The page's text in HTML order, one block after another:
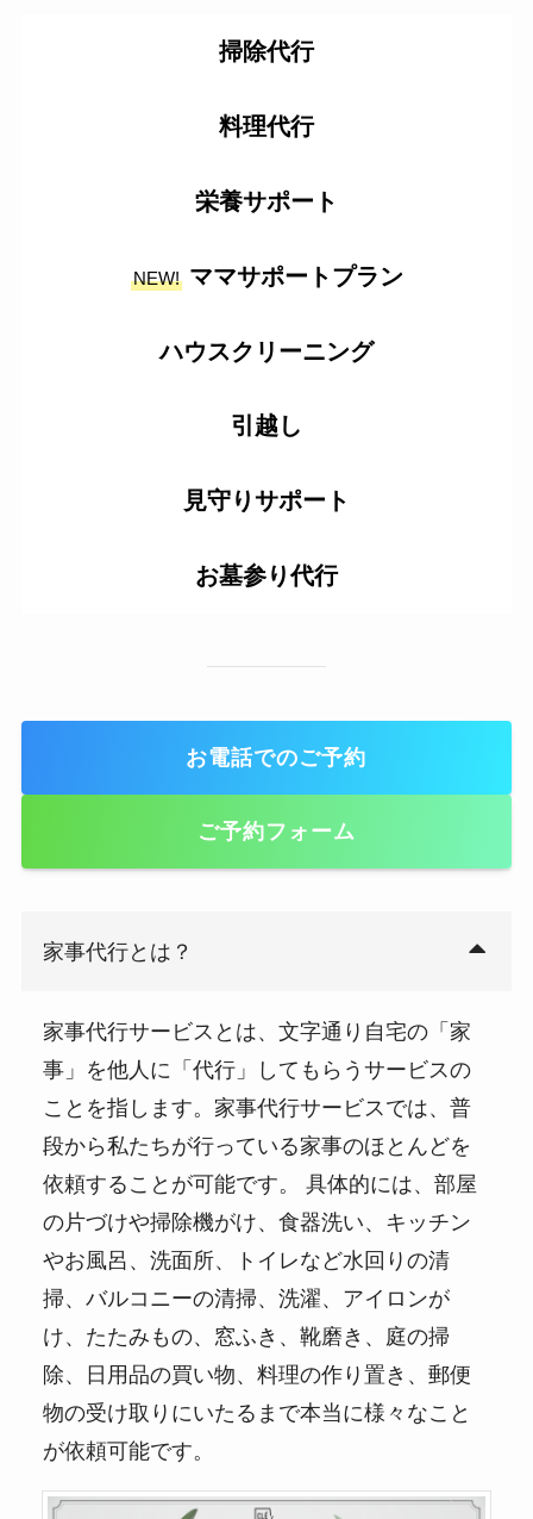
掃除代行
料理代行
栄養サポート
NEW!ママサポートプラン
ハウスクリーニング
引越し
見守りサポート
お墓参り代行
お電話でのご予約
ご予約フォーム
家事代行とは？
家事代行サービスとは、文字通り自宅の「家
事」を他人に「代行」してもらうサービスの
ことを指します。家事代行サービスでは、普
段から私たちが行っている家事のほとんどを
依頼することが可能です。 具体的には、部屋
の片づけや掃除機がけ、食器洗い、キッチン
やお風呂、洗面所、トイレなど水回りの清
掃、バルコニーの清掃、洗濯、アイロンが
け、たたみもの、窓ふき、靴磨き、庭の掃
除、日用品の買い物、料理の作り置き、郵便
物の受け取りにいたるまで本当に様々なこと
が依頼可能です。